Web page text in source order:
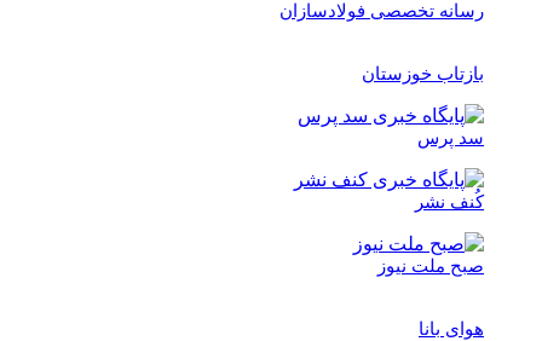
رسانه تخصصی فولادسازان
بازتاب خوزستان
سد پرس
کُنف نشر
صبح ملت نیوز
هوای بانا